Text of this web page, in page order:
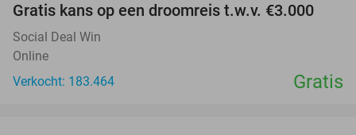
Gratis kans op een droomreis t.w.v. €3.000
Social Deal Win
Online
Verkocht: 183.464
Gratis